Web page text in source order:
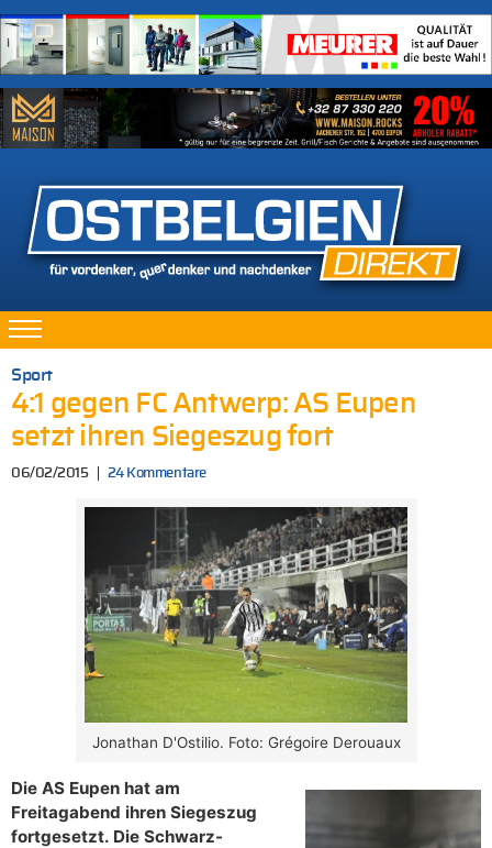
Sport
4:1 gegen FC Antwerp: AS Eupen
setzt ihren Siegeszug fort
06/02/2015 24 Kommentare
Jonathan D'Ostilio. Foto: Grégoire Derouaux
Die AS Eupen hat am
Freitagabend ihren Siegeszug
fortgesetzt. Die Schwarz-